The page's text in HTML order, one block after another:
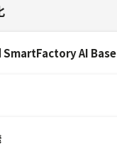
AI Base